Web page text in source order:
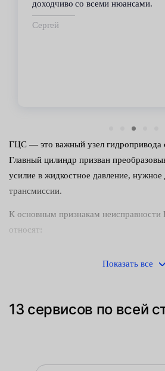
доходчиво со всеми нюансами.
Сергей
ГЦС — это важный узел
Главный цилиндр призван
усилие в жидкостное давление,
трансмиссии.
К основным признакам
относят:
и очень быстро, так как поршень
смягчение педали муфты;
Показать все
13 сервисов по всей